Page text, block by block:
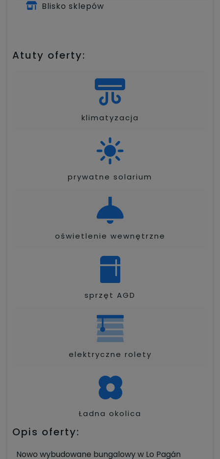
Blisko sklepów
Atuty oferty:
klimatyzacja
prywatne solarium
oświetlenie wewnętrzne
sprzęt AGD
elektryczne rolety
Ładna okolica
Opis oferty:
Nowo wybudowane bungalowy w Lo Pagán